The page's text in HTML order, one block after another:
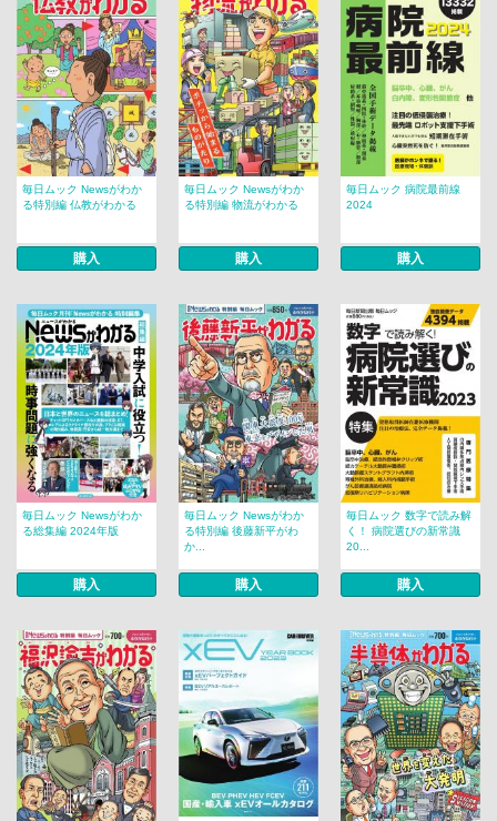
毎日ムック Newsがわか
る特別編 仏教がわかる
購入
毎日ムック Newsがわか
る特別編 物流がわかる
購入
毎日ムック 病院最前線
2024
購入
毎日ムック Newsがわか
る総集編 2024年版
購入
毎日ムック Newsがわか
る特別編 後藤新平がわ
か...
購入
毎日ムック 数字で読み解
く！ 病院選びの新常識
20...
購入